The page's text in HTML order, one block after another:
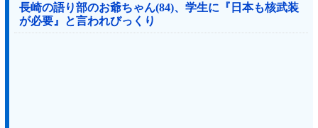
長崎の語り部のお爺ちゃん(84)、学生に『日本も核武装
が必要』と言われびっくり